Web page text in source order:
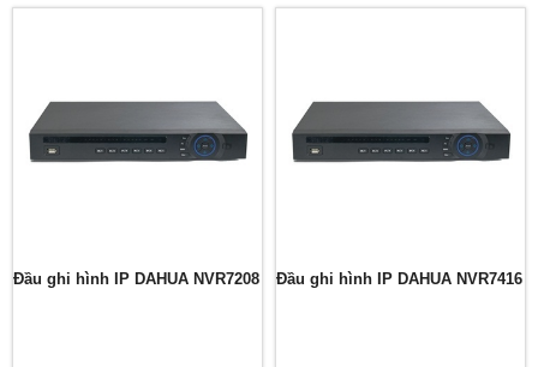
Đầu ghi hình IP DAHUA NVR7208 Đầu ghi hình IP DAHUA NVR7416